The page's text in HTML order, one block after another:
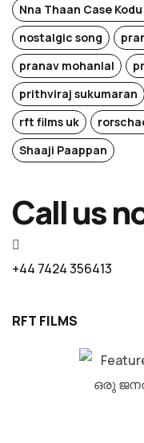
Nna Thaan Case
nostalgic song
pranav mohanlal
prithviraj sukumaran
rft films uk
Shaaji Paappan
Call us
+44 7424 356413
RFT FILMS